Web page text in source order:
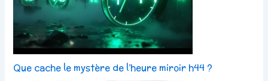
Que cache le mystère de l’heure miroir h44 ?